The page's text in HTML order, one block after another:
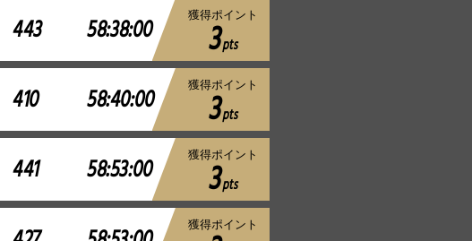
443 58:38:00 獲得ポイント
3pts
410 58:40:00 獲得ポイント
3pts
441 58:53:00 獲得ポイント
3pts
獲得ポイント